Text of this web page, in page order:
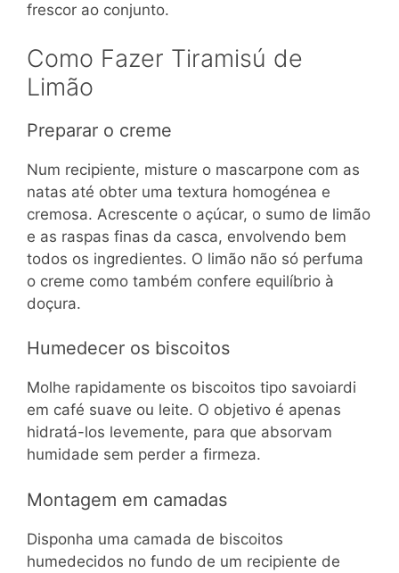
frescor ao conjunto.
Como Fazer Tiramisú de
Limão
Preparar o creme
Num recipiente, misture o mascarpone com as
natas até obter uma textura homogénea e
cremosa. Acrescente o açúcar, o sumo de limão
e as raspas finas da casca, envolvendo bem
todos os ingredientes. O limão não só perfuma
o creme como também confere equilíbrio à
doçura.
Humedecer os biscoitos
Molhe rapidamente os biscoitos tipo savoiardi
em café suave ou leite. O objetivo é apenas
hidratá-los levemente, para que absorvam
humidade sem perder a firmeza.
Montagem em camadas
Disponha uma camada de biscoitos
humedecidos no fundo de um recipiente de